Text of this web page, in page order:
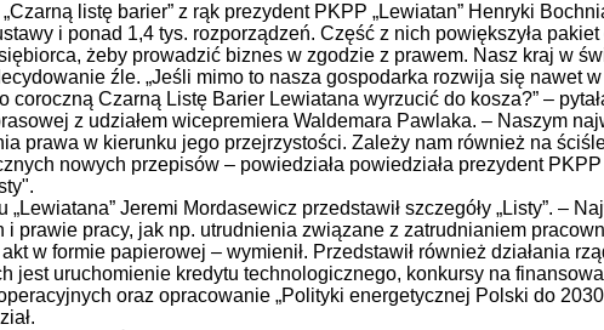
listę barier” z rąk prezydent PKPP „Lewiatan” Henryki
i ponad 1,4 tys. rozporządzeń. Część z nich powiększyła
żeby prowadzić biznes w zgodzie z prawem. Nasz kraj w
źle. „Jeśli mimo to nasza gospodarka rozwija się nawet
coroczną Czarną Listę Barier Lewiatana wyrzucić do kosza?” –
z udziałem wicepremiera Waldemara Pawlaka. – Naszym
prawa w kierunku jego przejrzystości. Zależy nam również na
nowych przepisów – powiedziała powiedziała prezydent
Jeremi Mordasewicz przedstawił szczegóły „Listy”. –
i prawie pracy, jak np. utrudnienia związane z zatrudnianiem
w formie papierowej – wymienił. Przedstawił również działania
jest uruchomienie kredytu technologicznego, konkursy na
oraz opracowanie „Polityki energetycznej Polski do